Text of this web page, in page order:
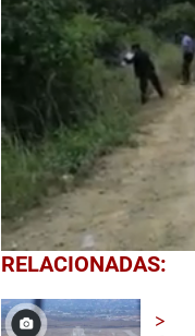
0
of
minute,
12
RELACIONADAS: